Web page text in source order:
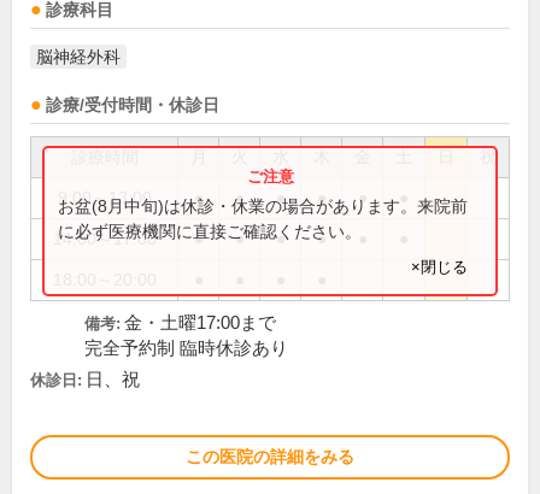
診療科目
脳神経外科
診療/受付時間・休診日
祝
9:00～13:00 ● ● ● ● ●
14:00～17:00 ● ● ● ●
お盆(8月中旬)は休診・休業の場合があります。来院前
に必ず医療機関に直接ご確認ください。
×閉じる
備考: 金・土曜17:00まで
完全予約制 臨時休診あり
休診日: 日、祝
この医院の詳細をみる